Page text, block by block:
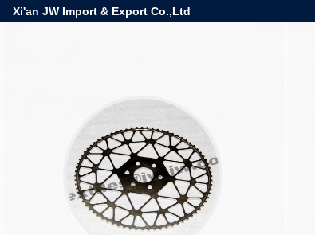
Xi'an JW Import & Export Co.,Ltd